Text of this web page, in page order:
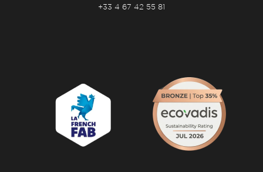
+33 4 67 42 55 81